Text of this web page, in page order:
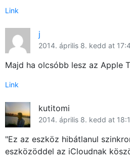
Link
j
2014. április 8. kedd at
Majd ha olcsóbb lesz az Apple
Link
kutitomi
2014. április 8. kedd at
"Ez az eszköz hibátlanul
eszközöddel az iCloudnak